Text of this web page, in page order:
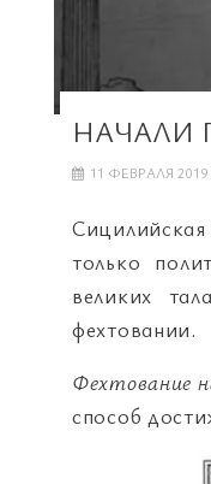
НАЧАЛИ
11 ФЕВРАЛЯ 2019
Сицилийская
только
великих
фехтовании.
Фехтование
способ